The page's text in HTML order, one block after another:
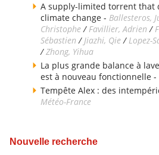
A supply-limited torrent that
climate change - Ballesteros,
Christophe/ Favillier, Adrien /
Sébastien / Jiazhi, Qie/ Lopez-
/Zhong, Yihua
La plus grande balance à
est à nouveau fonctionnelle -
Tempête Alex : des
Météo-France
Nouvelle recherche